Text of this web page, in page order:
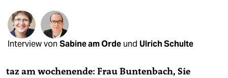
fragen & hilfe
unterstützen
Interview von Sabine am Orde und Ulrich Schulte
taz am wochenende: Frau Buntenbach, Sie